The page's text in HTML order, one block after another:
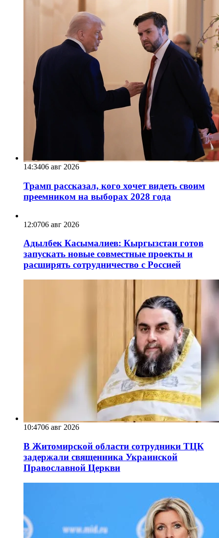
14:3406 авг 2026
Трамп рассказал, кого хочет видеть своим
преемником на выборах 2028 года
12:0706 авг 2026
Адылбек Касымалиев: Кыргызстан готов
запускать новые совместные проекты и
расширять сотрудничество с Россией
10:4706 авг 2026
В Житомирской области сотрудники ТЦК
задержали священника Украинской
Православной Церкви